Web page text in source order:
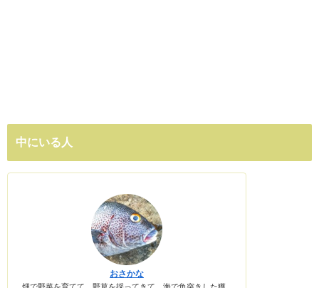
中にいる人
おさかな